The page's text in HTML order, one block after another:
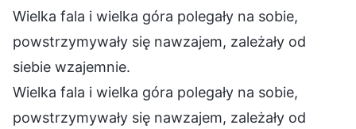
Wielka fala i wielka góra polegały na sobie,
powstrzymywały się nawzajem, zależały od
siebie wzajemnie.
Wielka fala i wielka góra polegały na sobie,
powstrzymywały się nawzajem, zależały od